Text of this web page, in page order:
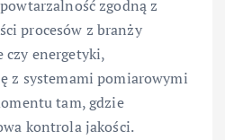
zgodną z
procesów z branży
energetyki,
z systemami pomiarowymi
tam, gdzie
kontrola jakości.